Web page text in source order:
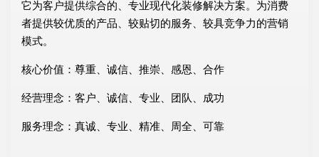
它为客户提供综合的、专业现代化装修解决方案。为消费
者提供较优质的产品、较贴切的服务、较具竞争力的营销
模式。
核心价值：尊重、诚信、推崇、感恩、合作
经营理念：客户、诚信、专业、团队、成功
服务理念：真诚、专业、精准、周全、可靠